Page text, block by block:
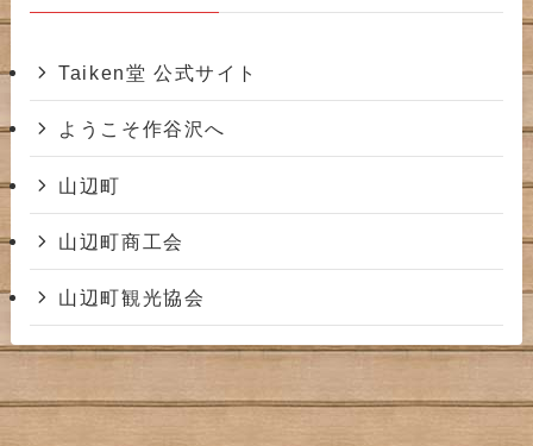
Taiken堂 公式サイト
ようこそ作谷沢へ
山辺町
山辺町商工会
山辺町観光協会